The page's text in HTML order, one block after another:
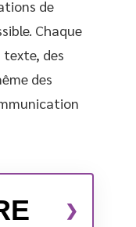
de
Chaque
des
des